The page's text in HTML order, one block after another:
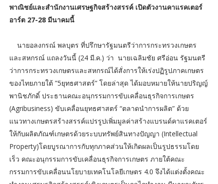
พาณิชย์และสำนักงานเศรษฐกิจสร้างสรรค์ เปิดตัวงานคาแรคเตอร์
อาร์ต 27-28 มีนาคมนี้
นายอลงกรณ์ พลบุตร ที่ปรึกษารัฐมนตรีว่าการกระทรวงเกษตร
และสหกรณ์ แถลงวันนี้ (24 มี.ค.) ว่า นายเฉลิมชัย ศรีอ่อน รัฐมนตรี
ว่าการกระทรวงเกษตรและสหกรณ์ได้สั่งการให้เร่งปฏิรูปภาคเกษตร
ของไทยภายใต้ ”5ยุทธศาสตร์” โดยล่าสุด ได้มอบหมายให้นายปริญญ์
พานิชภักดิ์ ประธานคณะอนุกรรมการขับเคลื่อนธุรกิจการเกษตร
(Agribusiness) ขับเคลื่อนยุทธศาสตร์ “ตลาดนำการผลิต” ด้วย
แนวทางเกษตรสร้างสรรค์แปรรูปเพิ่มมูลค่าสร้างแบรนด์คาแรคเตอร์
ให้กับผลิตภัณฑ์เกษตรด้วยระบบทรัพย์สินทางปัญญา (Intellectual
Property)โดยบูรณาการกับทุกภาคส่วนให้เกิดผลเป็นรูปธรรมโดย
เร็ว คณะอนุกรรมการขับเคลื่อนธุรกิจการเกษตร ภายใต้คณะ
กรรมการขับเคลื่อนนโยบายเทคโนโลยีเกษตร 4.0 จึงได้แต่งตั้งคณะ